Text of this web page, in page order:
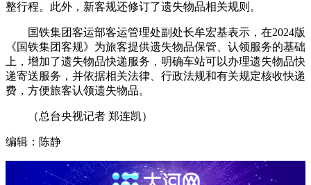
整行程。此外，新客规还修订了遗失物品相关规则。
国铁集团客运部客运管理处副处长牟宏基表示，在2024版
《国铁集团客规》为旅客提供遗失物品保管、认领服务的基础
上，增加了遗失物品快递服务，明确车站可以办理遗失物品快
递寄送服务，并依据相关法律、行政法规和有关规定核收快递
费，方便旅客认领遗失物品。
（总台央视记者 郑连凯）
编辑：陈静